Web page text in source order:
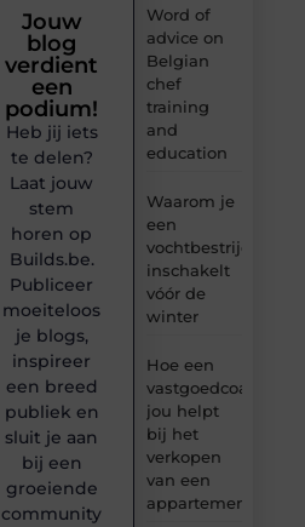
Word of
advice on
Belgian
chef
training
and
education
Waarom je
een
inschakelt
vóór de
winter
Hoe een
vastgoedcoach
jou helpt
bij het
verkopen
van een
appartement
Jouw
blog
verdient
een
podium!
Heb jij iets
te delen?
Laat jouw
stem
horen op
Builds.be.
Publiceer
moeiteloos
je blogs,
inspireer
een breed
publiek en
sluit je aan
bij een
groeiende
community